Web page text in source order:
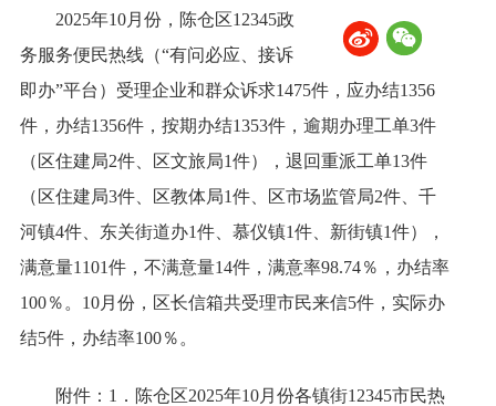
2025年10月份，陈仓区12345政
务服务便民热线（“有问必应、接诉
即办”平台）受理企业和群众诉求1475件，应办结1356
件，办结1356件，按期办结1353件，逾期办理工单3件
（区住建局2件、区文旅局1件），退回重派工单13件
（区住建局3件、区教体局1件、区市场监管局2件、千
河镇4件、东关街道办1件、慕仪镇1件、新街镇1件），
满意量1101件，不满意量14件，满意率98.74％，办结率
100％。10月份，区长信箱共受理市民来信5件，实际办
结5件，办结率100％。
附件：1．陈仓区2025年10月份各镇街12345市民热